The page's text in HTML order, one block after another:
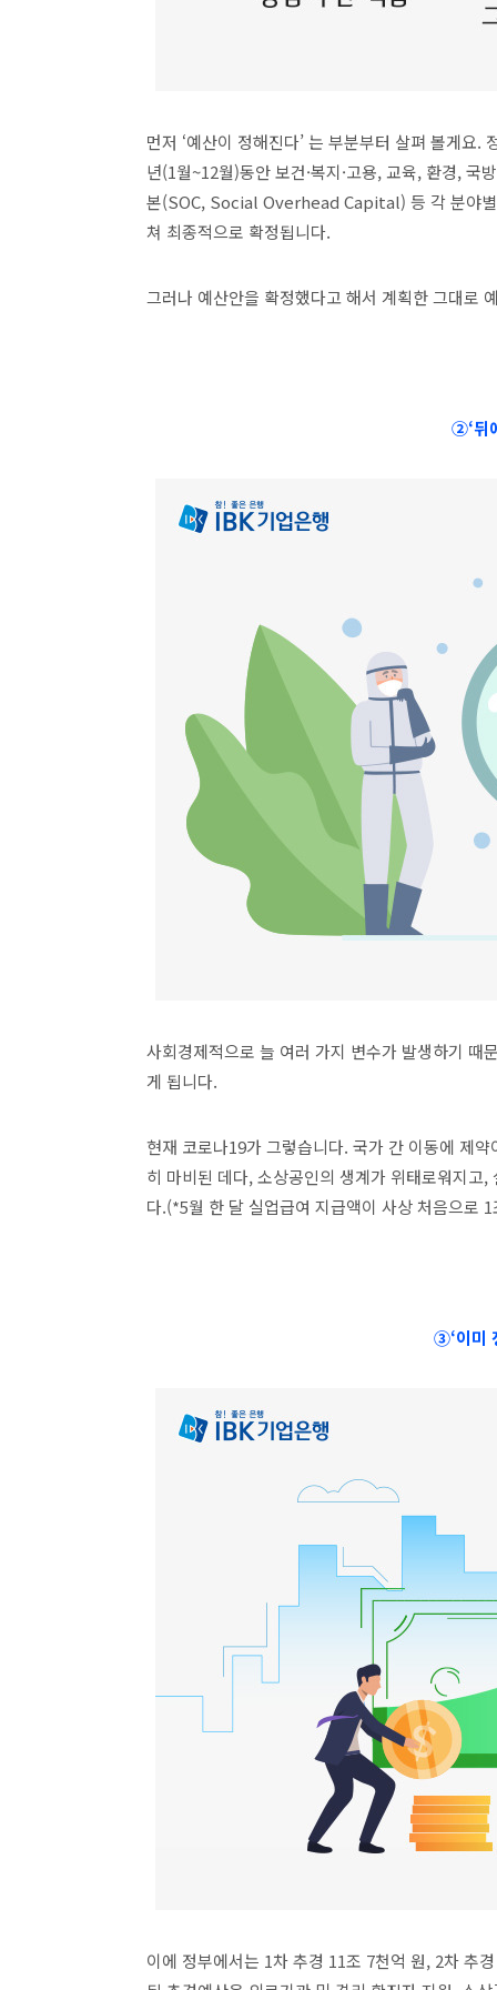
먼저 ‘예산이 정해진다’ 는 부분부터 살펴 볼게요
년(1월~12월)동안 보건·복지·고용, 교육, 환경,
본(SOC, Social Overhead Capital) 등 각 분야별
쳐 최종적으로 확정됩니다.
그러나 예산안을 확정했다고 해서 계획한 그대로
②‘뒤
사회경제적으로 늘 여러 가지 변수가 발생하기 때
게 됩니다.
현재 코로나19가 그렇습니다. 국가 간 이동에 제
히 마비된 데다, 소상공인의 생계가 위태로워지고
다.(*5월 한 달 실업급여 지급액이 사상 처음으로
③‘이미
이에 정부에서는 1차 추경 11조 7천억 원, 2차 추